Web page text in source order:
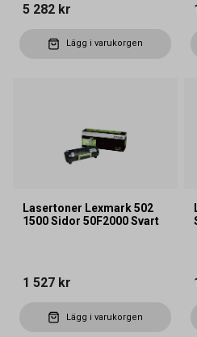
5 282 kr
Lägg i varukorgen
Lasertoner Lexmark 502
1500 Sidor 50F2000 Svart
1 527 kr
Lägg i varukorgen